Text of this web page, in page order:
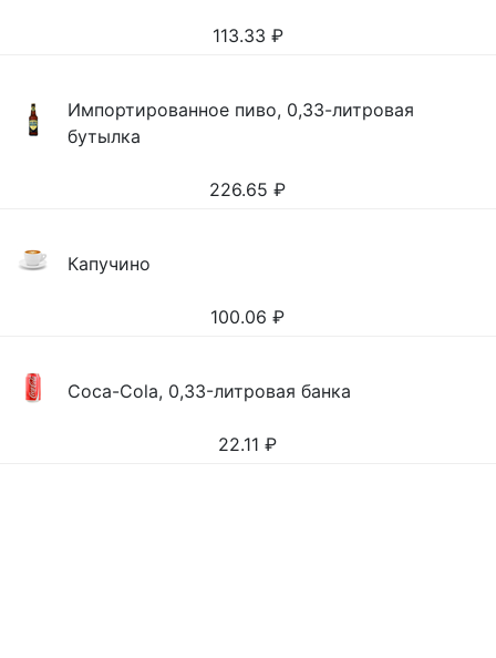
113.33 ₽
Импортированное пиво, 0,33-литровая
бутылка
226.65 ₽
Капучино
100.06 ₽
Coca-Cola, 0,33-литровая банка
22.11 ₽